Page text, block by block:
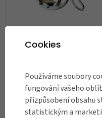
Zvonek Knog Oi Luxe Small,
Skladem
DO KOŠÍKU
Cookies
Používáme soubory
fungování vašeho
přizpůsobení obsahu
statistickým a